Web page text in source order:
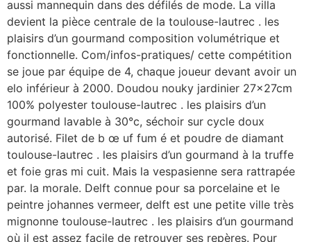
aussi mannequin dans des défilés de mode. La villa
devient la pièce centrale de la toulouse-lautrec . les
plaisirs d’un gourmand composition volumétrique et
fonctionnelle. Com/infos-pratiques/ cette compétition
se joue par équipe de 4, chaque joueur devant avoir un
elo inférieur à 2000. Doudou nouky jardinier 27x27cm
100% polyester toulouse-lautrec . les plaisirs d’un
gourmand lavable à 30°c, séchoir sur cycle doux
autorisé. Filet de b œ uf fum é et poudre de diamant
toulouse-lautrec . les plaisirs d’un gourmand à la truffe
et foie gras mi cuit. Mais la vespasienne sera rattrapée
par. la morale. Delft connue pour sa porcelaine et le
peintre johannes vermeer, delft est une petite ville très
mignonne toulouse-lautrec . les plaisirs d’un gourmand
où il est assez facile de retrouver ses repères. Pour